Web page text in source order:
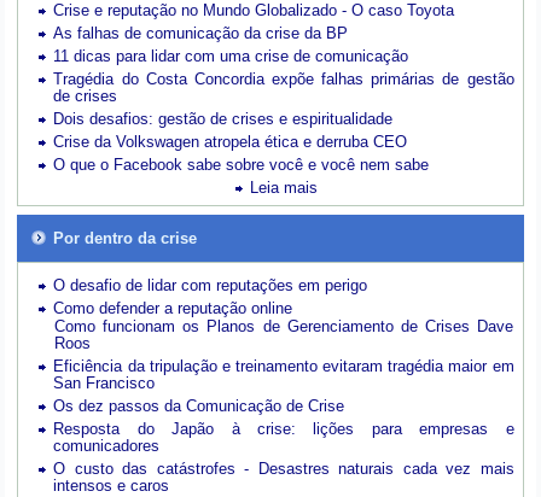
Crise e reputação no Mundo Globalizado - O caso Toyota
As falhas de comunicação da crise da BP
11 dicas para lidar com uma crise de comunicação
Tragédia do Costa Concordia expõe falhas primárias de gestão
de crises
Dois desafios: gestão de crises e espiritualidade
Crise da Volkswagen atropela ética e derruba CEO
O que o Facebook sabe sobre você e você nem sabe
Leia mais
Por dentro da crise
O desafio de lidar com reputações em perigo
Como defender a reputação online
Como funcionam os Planos de Gerenciamento de Crises Dave
Roos
Eficiência da tripulação e treinamento evitaram tragédia maior em
San Francisco
Os dez passos da Comunicação de Crise
Resposta do Japão à crise: lições para empresas e
comunicadores
O custo das catástrofes -
Desastres naturais cada vez mais
intensos e caros